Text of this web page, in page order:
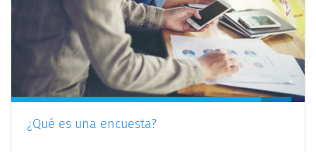
¿Qué es una encuesta?